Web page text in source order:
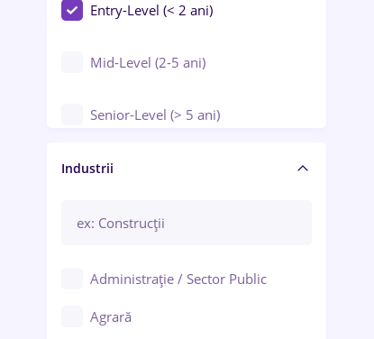
Entry-Level (< 2 ani)
Mid-Level (2-5 ani)
Senior-Level (> 5 ani)
Manager / Executiv
Industrii
Administrație / Sector Public
Agrară